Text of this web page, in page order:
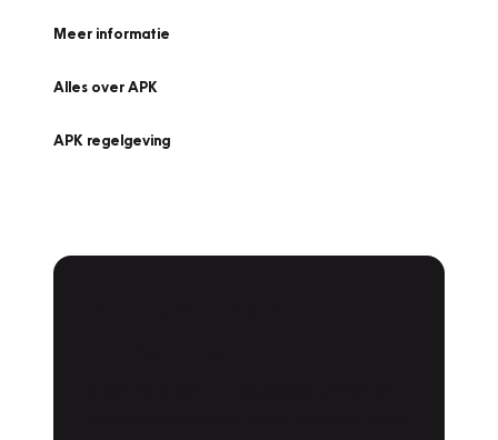
Meer informatie
Alles over APK
APK regelgeving